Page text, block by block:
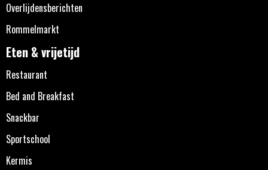
Overlijdensberichten
Rommelmarkt
Eten & vrijetijd
Restaurant
Bed and Breakfast
Snackbar
Sportschool
Kermis